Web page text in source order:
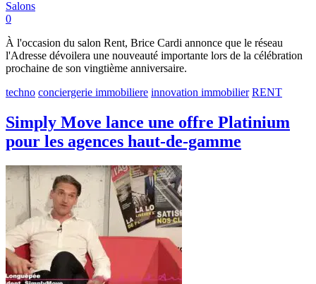
Salons
0
À l'occasion du salon Rent, Brice Cardi annonce que le réseau
l'Adresse dévoilera une nouveauté importante lors de la célébration
prochaine de son vingtième anniversaire.
techno conciergerie immobiliere innovation immobilier RENT
Simply Move lance une offre Platinium
pour les agences haut-de-gamme